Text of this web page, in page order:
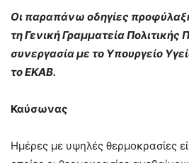
Οι παραπάνω οδηγίες
τη Γενική Γραμματεία Πολιτικής
συνεργασία με το Υπουργείο
το ΕΚΑΒ.
Καύσωνας
Ημέρες με υψηλές θερμοκρασίες